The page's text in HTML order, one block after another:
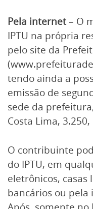
Pela internet– O
IPTU na própria
pelo site da
tendo ainda a
emissão de
sede da
Costa Lima,
O contribuinte
do IPTU, em
eletrônicos,
bancários ou